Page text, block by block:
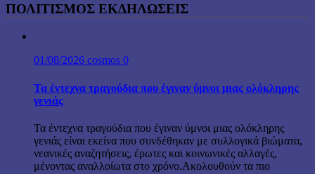
ΠΟΛΙΤΙΣΜΟΣ ΕΚΔΗΛΩΣΕΙΣ
01/08/2026 cosmos 0
Τα έντεχνα τραγούδια που έγιναν ύμνοι μιας ολόκληρης
γενιάς
Τα έντεχνα τραγούδια που έγιναν ύμνοι μιας ολόκληρης
γενιάς είναι εκείνα που συνδέθηκαν με συλλογικά βιώματα,
νεανικές αναζητήσεις, έρωτες και κοινωνικές αλλαγές,
μένοντας αναλλοίωτα στο χρόνο.Ακολουθούν τα πιο